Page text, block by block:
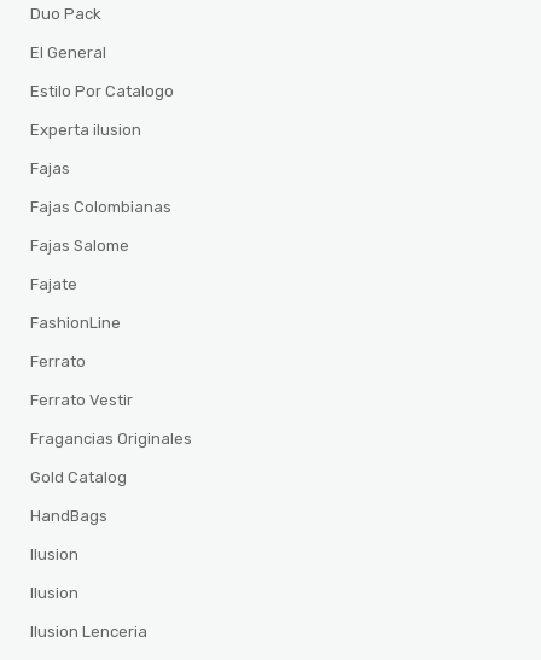
Duo Pack
El General
Estilo Por Catalogo
Experta ilusion
Fajas
Fajas Colombianas
Fajas Salome
Fajate
FashionLine
Ferrato
Ferrato Vestir
Fragancias Originales
Gold Catalog
HandBags
Ilusion
Ilusion
Ilusion Lenceria